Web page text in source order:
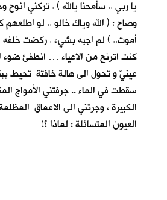
يا ربي .. سأمحنا يالله ) . تركني
وصاح : ( الله وياك خالو .. لو اطلعهم
أموت.. ) لم اجبه بشيء . ركضت
كنت اترنح من الاعياء … انطفئ
عينيّ و تحول الى هالة خافتة تحيط
سقطت في الماء .. جرفتني الأمواج
الكبيرة ، وجرتني الى الاعماق
العيون المتسائلة : لماذا ؟!